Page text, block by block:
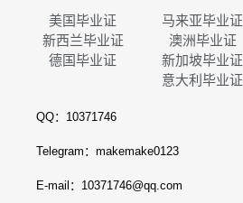
美国毕业证 马来亚毕业证
新西兰毕业证
澳洲毕业证
德国毕业证
新加坡毕业证
意大利毕业证
QQ：10371746
Telegram：makemake0123
E-mail：10371746@qq.com